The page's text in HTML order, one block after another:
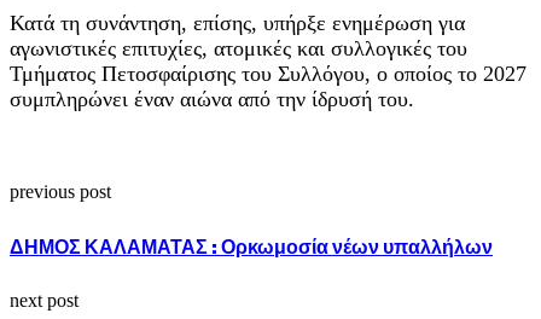
Κατά τη συνάντηση, επίσης, υπήρξε ενημέρωση για
αγωνιστικές επιτυχίες, ατομικές και συλλογικές του
Τμήματος Πετοσφαίρισης του Συλλόγου, ο οποίος το 2027
συμπληρώνει έναν αιώνα από την ίδρυσή του.
previous post
ΔΗΜΟΣ ΚΑΛΑΜΑΤΑΣ : Ορκωμοσία νέων υπαλλήλων
next post